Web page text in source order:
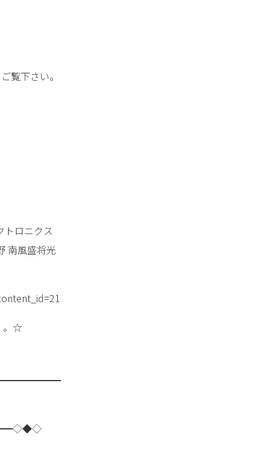
覧下さい。
トロニクス
南風盛将光
。☆